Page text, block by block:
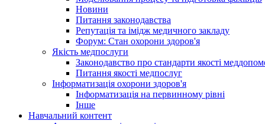
Новини
Питання законодавства
Репутація та імідж медичного закладу
Форум: Стан охорони здоров'я
Якість медпослуги
Законодавство про стандарти якості
Питання якості медпослуг
Інформатизація охорони здоров'я
Інформатизація на первинному рівні
Інше
Навчальний контент